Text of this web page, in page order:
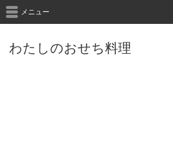
わたしのおせち料理
メニュー